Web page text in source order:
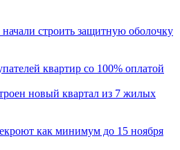
строить защитную оболочку
квартир со 100% оплатой
новый квартал из 7 жилых
как минимум до 15 ноября